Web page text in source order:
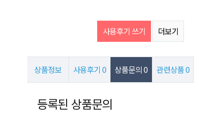
사용후기 쓰기 더보기
상품정보 사용후기0 상품문의0 관련상품0
상품문의
등록된 상품문의